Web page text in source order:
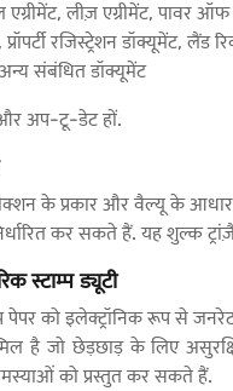
लीज़ एग्रीमेंट, पावर ऑफ
रजिस्ट्रेशन डॉक्यूमेंट, लैंड
संबंधित डॉक्यूमेंट
और अप-टू-डेट हों.
के प्रकार और वैल्यू के
कर सकते हैं. यह शुल्क
स्टाम्प ड्यूटी
पेपर को इलेक्ट्रॉनिक रूप से
है जो छेड़छाड़ के लिए
को प्रस्तुत कर सकते हैं.